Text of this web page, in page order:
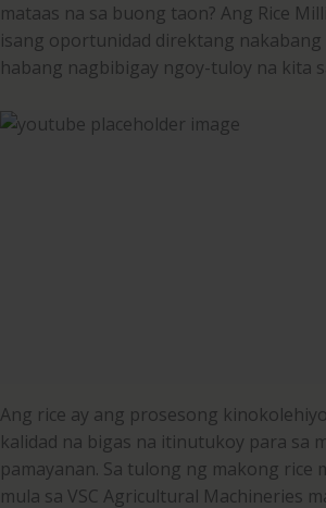
mataas na sa buong taon? Ang Rice
isang oportunidad direktang nakabang
habang nagbibigay ngoy-tuloy na kita
Ang rice ay ang prosesong
kalidad na bigas na itinutukoy para sa
pamayanan. Sa tulong ng makong rice
mula sa VSC Agricultural Machineries